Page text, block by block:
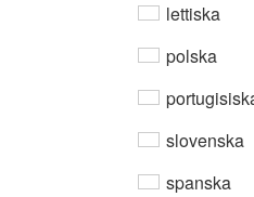
lettiska
polska
slovenska
spanska